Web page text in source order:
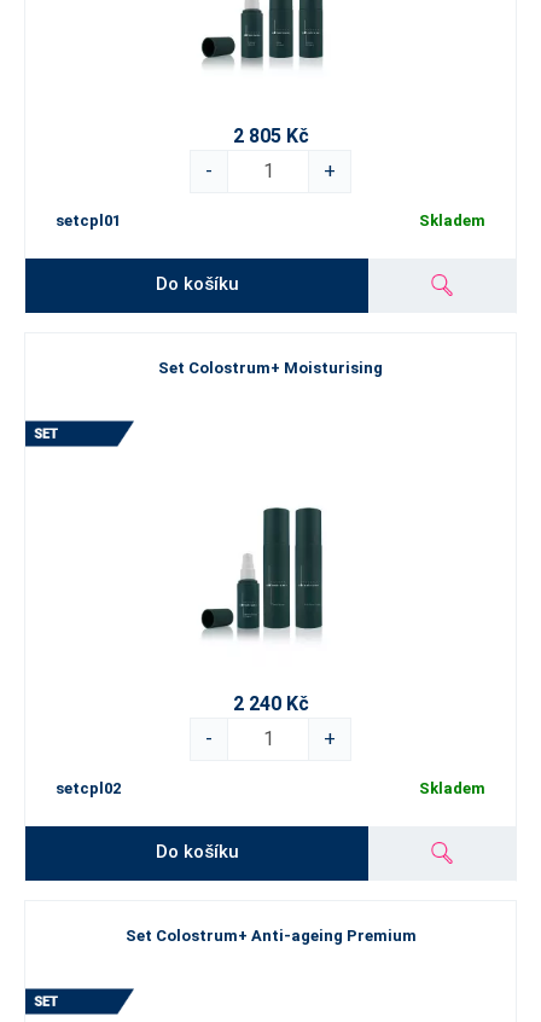
2 805 Kč
-
+
setcpl01 Skladem
Do košíku
Set Colostrum+ Moisturising
2 240 Kč
-
+
setcpl02 Skladem
Do košíku
Set Colostrum+ Anti-ageing Premium